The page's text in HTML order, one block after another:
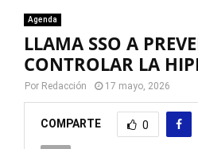
Agenda
LLAMA SSO A
CONTROLAR LA
Por Redacción 17 mayo, 2026
COMPARTE 0